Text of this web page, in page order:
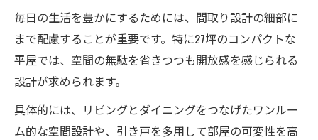
毎日の生活を豊かにするためには、間取り設計の細部に
まで配慮することが重要です。特に27坪のコンパクトな
平屋では、空間の無駄を省きつつも開放感を感じられる
設計が求められます。
具体的には、リビングとダイニングをつなげたワンルー
ム的な空間設計や、引き戸を多用して部屋の可変性を高